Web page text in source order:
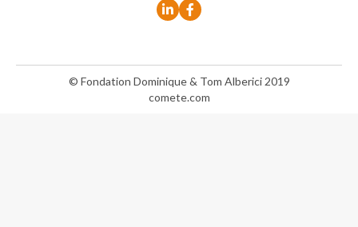
© Fondation Dominique & Tom Alberici 2019
comete.com